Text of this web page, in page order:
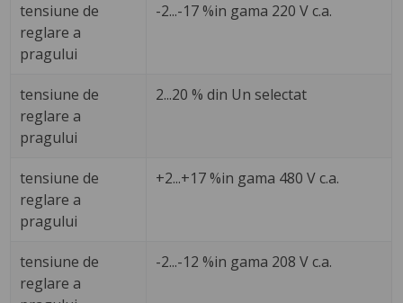
tensiune de
reglare a
pragului
-2...-17 %in gama 220 V c.a.
tensiune de
reglare a
pragului
2...20 % din Un selectat
tensiune de
reglare a
pragului
+2...+17 %in gama 480 V c.a.
tensiune de
reglare a
-2...-12 %in gama 208 V c.a.